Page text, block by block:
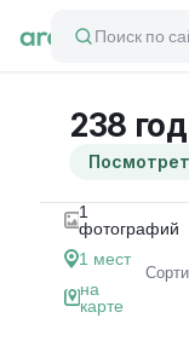
Поиск по
238 год
1
фотографий
1 мест
на
карте